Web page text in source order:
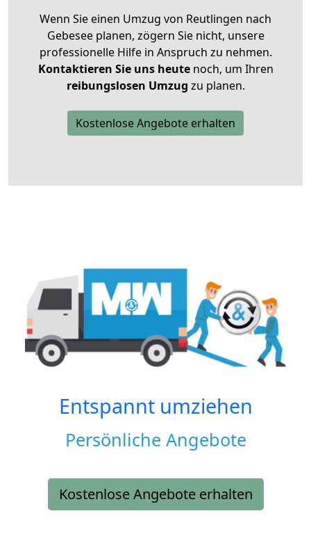
Wenn Sie einen Umzug von Reutlingen nach
Gebesee planen, zögern Sie nicht, unsere
professionelle Hilfe in Anspruch zu nehmen.
Kontaktieren Sie uns heutenoch, um Ihren
reibungslosen Umzug zu planen.
Kostenlose Angebote erhalten
Entspannt umziehen
Persönliche Angebote
Kostenlose Angebote erhalten